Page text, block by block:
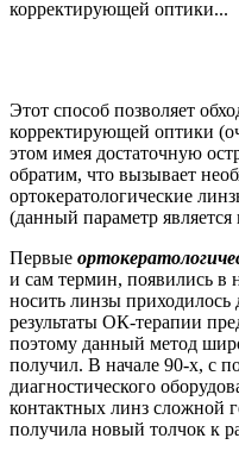
корректирующей оптики...
Этот способ позволяет
корректирующей оптики
этом имея достаточную
обратим, что вызывает
ортокератологические
(данный параметр
Первые
и сам термин, появились в
носить линзы приходилось
результаты ОК-терапии
поэтому данный метод
получил. В начале 90-х, с
диагностического
контактных линз сложной
получила новый толчок к